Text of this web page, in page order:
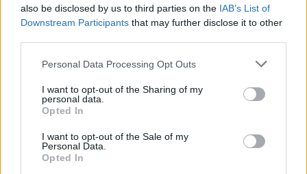
also be disclosed by us to third parties on the IAB’s List of
Downstream Participants that may further disclose it to other
Personal Data Processing Opt Outs
I want to opt-out of the Sharing of my
personal data.
Opted In
I want to opt-out of the Sale of my
Personal Data.
Opted In
Det stoppet infördes på julafton och det finns inga
garantier för att stoppet försvinner 7 februari.
– Om bestämmelserna inte räcker är regeringen
beredd att göra mer, sade socialminister Lena
Statsminister Stefan Löfvén menade att
alkoholkonsumtionen på krog innebär att folk får